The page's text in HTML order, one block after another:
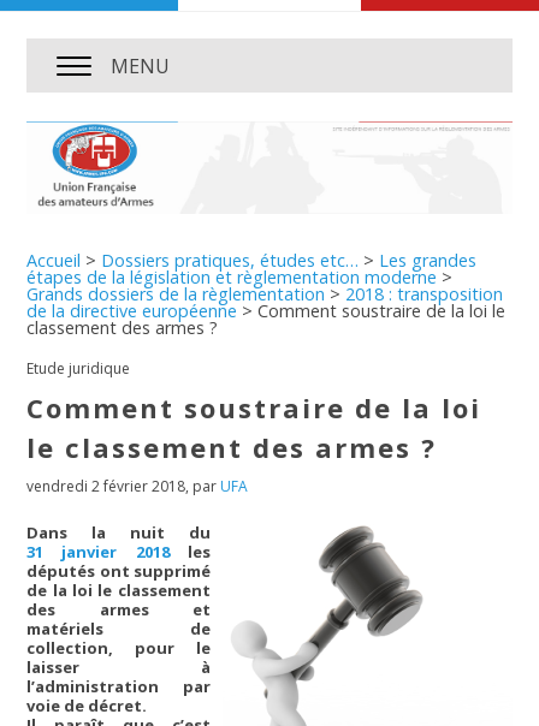
MENU
Accueil > Dossiers pratiques, études etc… > Les grandes
étapes de la législation et règlementation moderne >
Grands dossiers de la règlementation > 2018 : transposition
de la directive européenne >Comment soustraire de la loi le
classement des armes ?
Etude juridique
Comment soustraire de la loi
le classement des armes ?
vendredi 2 février 2018, par UFA
Dans la nuit du
31 janvier 2018les
députés ont supprimé
de la loi le classement
des armes et
matériels de
collection, pour le
laisser à
l’administration par
voie de décret.